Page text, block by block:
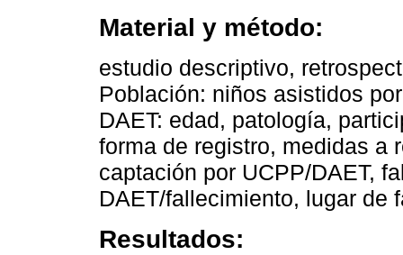
Material y método:
estudio descriptivo,
Población: niños asistidos
DAET: edad, patología,
forma de registro, medidas a
captación por UCPP/DAET,
DAET/fallecimiento, lugar de
Resultados: